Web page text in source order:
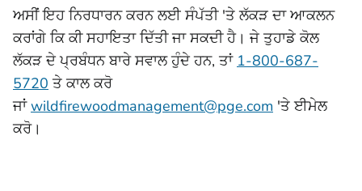
ਅਸੀਂ ਇਹ ਨਿਰਧਾਰਨ ਕਰਨ ਲਈ ਸੰਪੱਤੀ 'ਤੇ ਲੱਕੜ ਦਾ ਆਕਲਨ
ਕਰਾਂਗੇ ਕਿ ਕੀ ਸਹਾਇਤਾ ਦਿੱਤੀ ਜਾ ਸਕਦੀ ਹੈ। ਜੇ ਤੁਹਾਡੇ ਕੋਲ
ਲੱਕੜ ਦੇ ਪ੍ਰਬੰਧਨ ਬਾਰੇ ਸਵਾਲ ਹੁੰਦੇ ਹਨ, ਤਾਂ 1-800-687-
5720 ਤੇ ਕਾਲ ਕਰੋ
ਜਾਂwildfirewoodmanagement@pge.com 'ਤੇ ਈਮੇਲ
ਕਰੋ।